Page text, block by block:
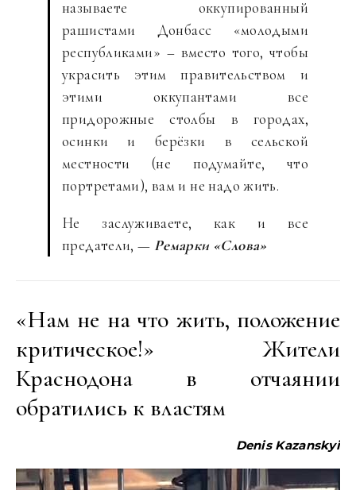
называете оккупированный
рашистами Донбасс «молодыми
республиками» – вместо того, чтобы
украсить этим правительством и
этими оккупантами все
придорожные столбы в городах,
осинки и берёзки в сельской
местности (не подумайте, что
портретами), вам и не надо жить.
Не заслуживаете, как и все
предатели, — Ремарки «Слова»
«Нам не на что жить, положение
критическое!» Жители
Краснодона в отчаянии
обратились к властям
Denis Kazanskyi